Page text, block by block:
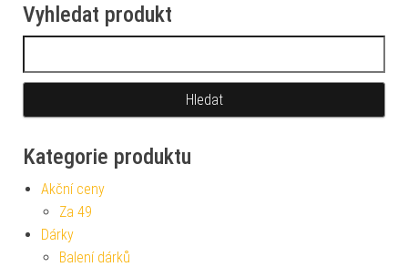
Vyhledat produkt
Kategorie produktu
Akční ceny
Za 49
Dárky
Balení dárků